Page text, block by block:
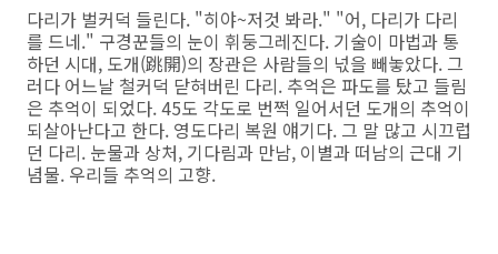
다리가 벌커덕 들린다. "히야~저것 봐라." "어, 다리가 다리
를 드네." 구경꾼들의 눈이 휘둥그레진다. 기술이 마법과 통
하던 시대, 도개(跳開)의 장관은 사람들의 넋을 빼놓았다. 그
러다 어느날 철커덕 닫혀버린 다리. 추억은 파도를 탔고 들림
은 추억이 되었다. 45도 각도로 번쩍 일어서던 도개의 추억이
되살아난다고 한다. 영도다리 복원 얘기다. 그 말 많고 시끄럽
던 다리. 눈물과 상처, 기다림과 만남, 이별과 떠남의 근대 기
념물. 우리들 추억의 고향.